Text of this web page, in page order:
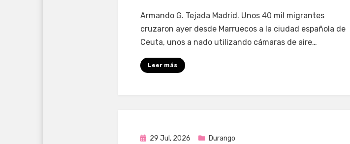
porFernando Miranda Servín
Armando G. Tejada Madrid. Unos 40 mil migrantes
cruzaron ayer desde Marruecos a la ciudad española de
Ceuta, unos a nado utilizando cámaras de aire…
Leer más
Publicada
29 Jul, 2026 Durango